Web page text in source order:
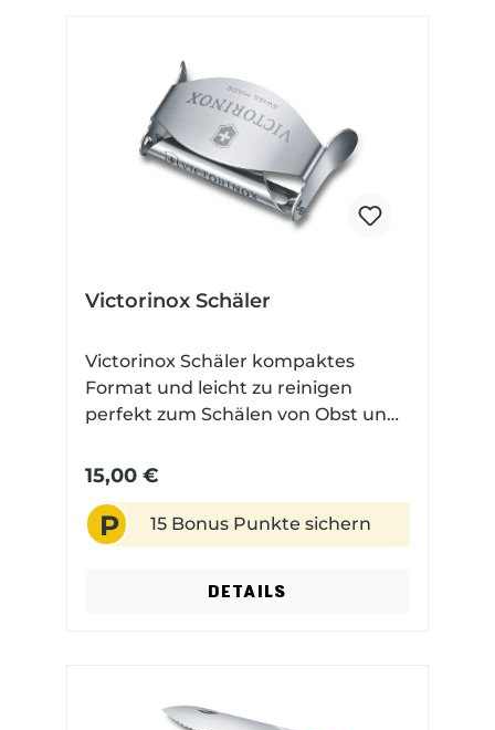
Victorinox Schäler
Victorinox Schäler kompaktes
Format und leicht zu reinigen
perfekt zum Schälen von Obst und
Daten Gesamtlänge: 6 cm
Klingenmaterial: rostfrei
Griffmaterial: rostfrei
15,00 €
P 15 Bonus Punkte sichern
DETAILS